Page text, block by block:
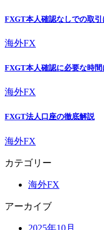
FXGT本人確認なしでの取引
海外FX
FXGT本人確認に必要な時間
海外FX
FXGT法人口座の徹底解説
海外FX
カテゴリー
海外FX
アーカイブ
2025年10月